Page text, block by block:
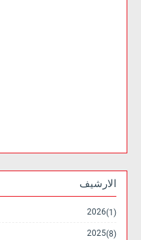
الارشيف
2026 (1)
2025 (8)